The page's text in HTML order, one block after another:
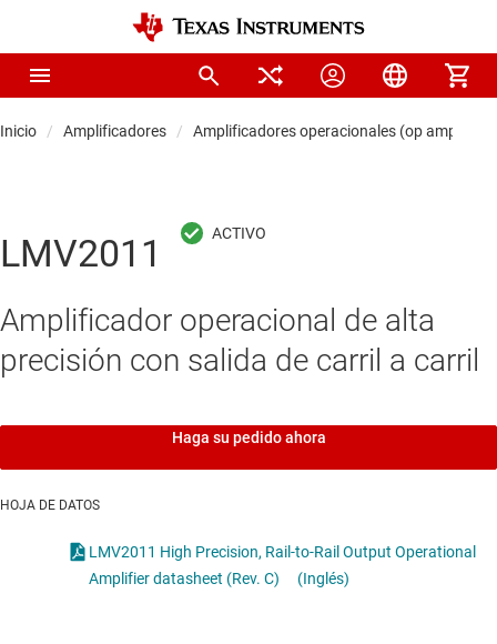
Inicio Amplificadores Amplificadores operacionales (op amps)
LMV2011
Amplificador operacional de alta
precisión con salida de carril a carril
Haga su pedido ahora
HOJA DE DATOS
LMV2011 High Precision, Rail-to-Rail Output Operational
Amplifier datasheet (Rev. C)
(Inglés)